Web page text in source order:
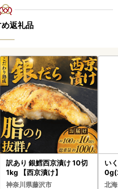
返礼品
訳あり 銀鱈西京漬け 10切
1kg 【西京漬け】
神奈川県藤沢市
い
2-
北